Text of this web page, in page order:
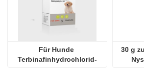
Für Hunde
Terbinafinhydrochlorid-
30 g